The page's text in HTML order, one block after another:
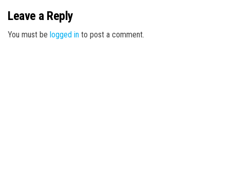
Leave a Reply
You must be logged in to post a comment.